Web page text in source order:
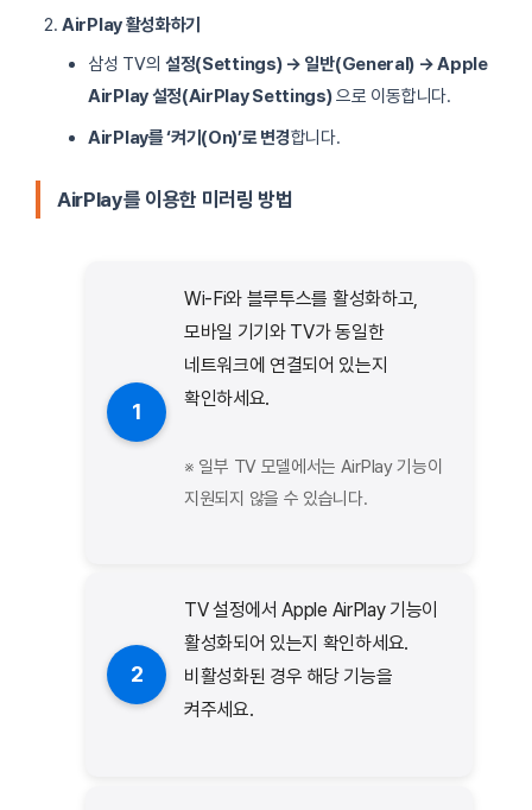
AirPlay 활성화하기
삼성 TV의 설정(Settings) → 일반(General) → Apple
AirPlay 설정(AirPlay Settings)으로 이동합니다.
AirPlay를 ‘켜기(On)’로 변경합니다.
AirPlay를 이용한 미러링 방법
1
Wi-Fi와 블루투스를 활성화하고,
모바일 기기와 TV가 동일한
네트워크에 연결되어 있는지
확인하세요.
※ 일부 TV 모델에서는 AirPlay 기능이
지원되지 않을 수 있습니다.
2
TV 설정에서 Apple AirPlay 기능이
활성화되어 있는지 확인하세요.
비활성화된 경우 해당 기능을
켜주세요.